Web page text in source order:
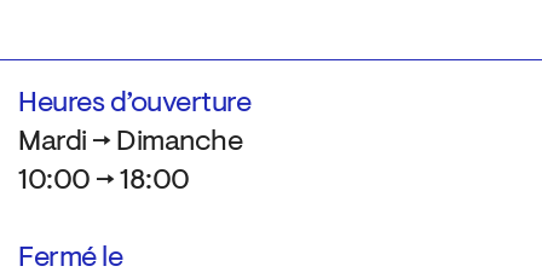
Heures d’ouverture
Mardi → Dimanche
10:00 → 18:00
Fermé le